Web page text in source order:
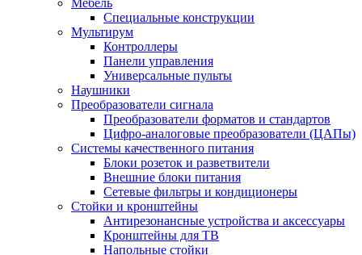
Мебель
Специальные конструкции
Мультирум
Контроллеры
Панели управления
Универсальные пульты
Наушники
Преобразователи сигнала
Преобразователи форматов и стандартов
Цифро-аналоговые преобразователи (ЦАПы)
Системы качественного питания
Блоки розеток и разветвители
Внешние блоки питания
Сетевые фильтры и кондиционеры
Стойки и кронштейны
Антирезонансные устройства и аксессуары
Кронштейны для ТВ
Напольные стойки